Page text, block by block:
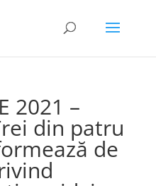
2021 –
din patru
de